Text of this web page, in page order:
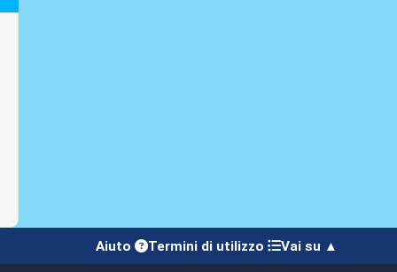
Aiuto Termini di utilizzo Vai su ▲